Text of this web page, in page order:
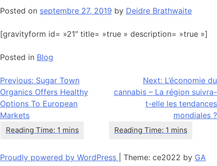
Posted on septembre 27, 2019 by Deidre Brathwaite
[gravityform id= »21″ title= »true » description= »true »]
Posted in Blog
Navigation
de
l’article
Previous: Sugar Town
Organics Offers Healthy
Options To European
Markets
Next: L’économie du
cannabis – La région suivra-
t-elle les tendances
mondiales ?
Proudly powered by WordPress Theme: ce2022 by GA